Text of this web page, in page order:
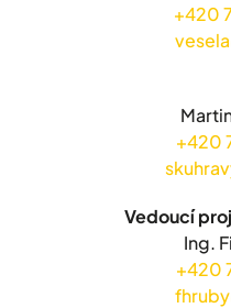
+420
+420
Vedoucí
Ing.
+420